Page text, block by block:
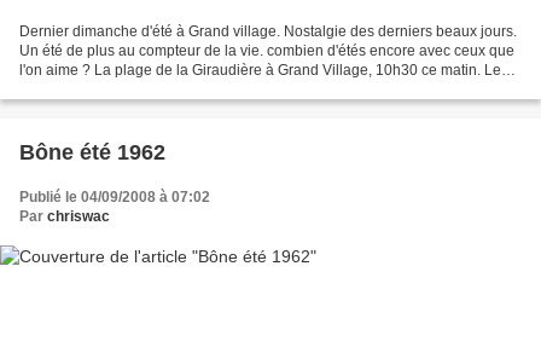
Dernier dimanche d'été à Grand village. Nostalgie des derniers beaux jours.
Un été de plus au compteur de la vie. combien d'étés encore avec ceux que
l'on aime ? La plage de la Giraudière à Grand Village, 10h30 ce matin. Les
Bône été 1962
Publié le 04/09/2008 à 07:02
Par chriswac